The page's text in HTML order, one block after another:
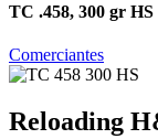
TC .458, 300 gr HS
Comerciantes
Reloading